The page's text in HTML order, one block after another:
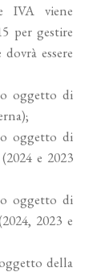
IVA viene
per gestire
essere
oggetto di
oggetto di
e 2023
oggetto di
2023 e
della